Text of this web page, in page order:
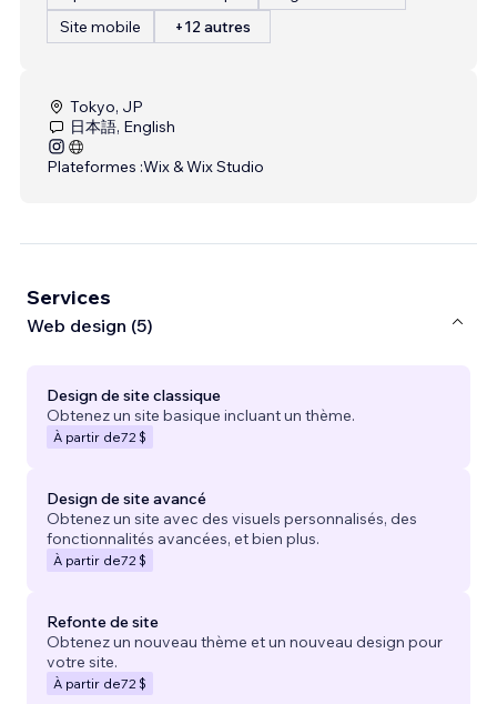
Site mobile
+12 autres
Tokyo, JP
日本語, English
Plateformes :Wix & Wix Studio
Services
Web design (5)
Design de site classique
Obtenez un site basique incluant un thème.
À partir de72 $
Design de site avancé
Obtenez un site avec des visuels personnalisés, des
fonctionnalités avancées, et bien plus.
À partir de72 $
Refonte de site
Obtenez un nouveau thème et un nouveau design pour
votre site.
À partir de72 $